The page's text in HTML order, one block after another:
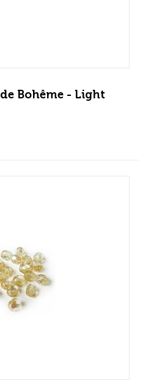
Bohême - Light